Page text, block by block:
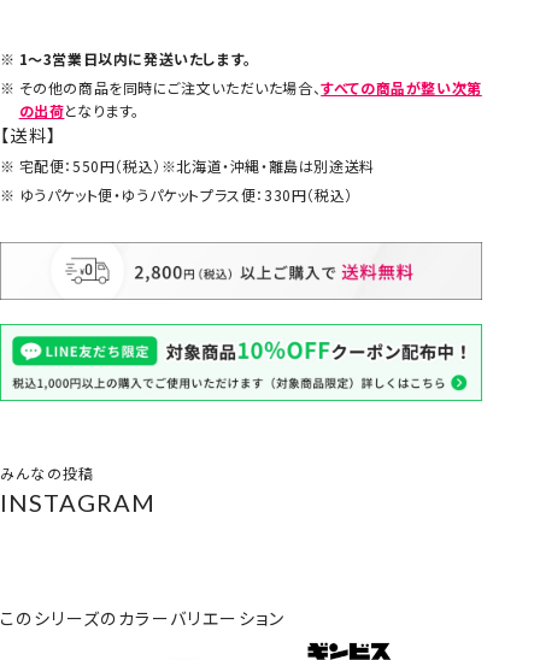
1～3営業日以内に発送いたします。
その他の商品を同時にご注文いただいた場合、すべての商品が整い次第
の出荷となります。
【送料】
宅配便：550円（税込）※北海道・沖縄・離島は別途送料
ゆうパケット便・ゆうパケットプラス便：330円（税込）
みんなの投稿
INSTAGRAM
このシリーズのカラーバリエーション